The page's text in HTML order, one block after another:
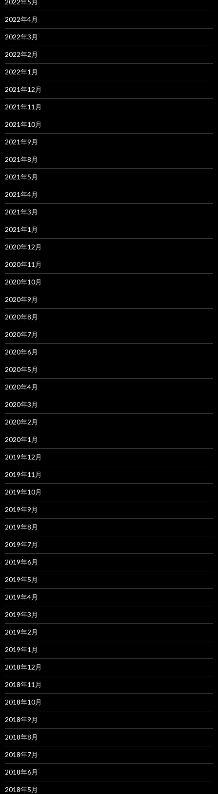
2022年4月
2022年3月
2022年2月
2022年1月
2021年12月
2021年11月
2021年10月
2021年9月
2021年8月
2021年5月
2021年4月
2021年3月
2021年1月
2020年12月
2020年11月
2020年10月
2020年9月
2020年8月
2020年7月
2020年6月
2020年5月
2020年4月
2020年3月
2020年2月
2020年1月
2019年12月
2019年11月
2019年10月
2019年9月
2019年8月
2019年7月
2019年6月
2019年5月
2019年4月
2019年3月
2019年2月
2019年1月
2018年12月
2018年11月
2018年10月
2018年9月
2018年8月
2018年7月
2018年6月
2018年5月